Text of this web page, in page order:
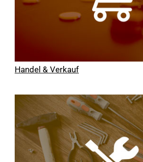
Handel & Verkauf